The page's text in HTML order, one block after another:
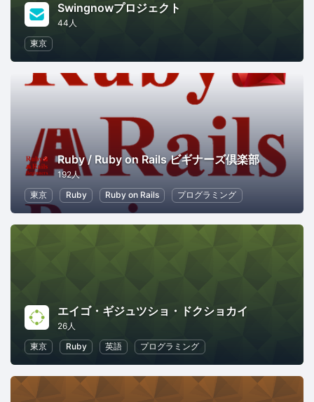
Swingnowプロジェクト
44人
東京
Ruby / Ruby on Rails ビギナーズ倶楽部
192人
東京
Ruby Ruby on Rails プログラミング
エイゴ・ギジュツショ・ドクショカイ
26人
東京
Ruby 英語 プログラミング